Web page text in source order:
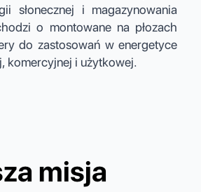
słonecznej i magazynowania
o montowane na płozach
do zastosowań w energetyce
komercyjnej i użytkowej.
misja